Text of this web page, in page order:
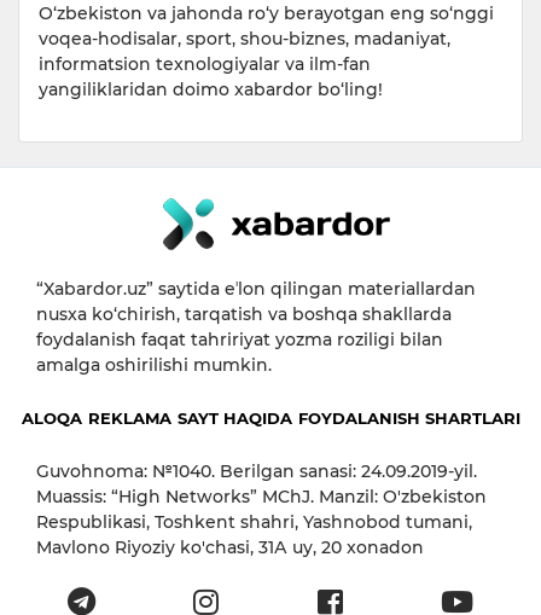
O‘zbekiston va jahonda ro‘y berayotgan eng so‘nggi
voqea-hodisalar, sport, shou-biznes, madaniyat,
informatsion texnologiyalar va ilm-fan
yangiliklaridan doimo xabardor bo‘ling!
“Xabardor.uz” saytida eʼlon qilingan materiallardan
nusxa ko‘chirish, tarqatish va boshqa shakllarda
foydalanish faqat tahririyat yozma roziligi bilan
amalga oshirilishi mumkin.
ALOQA REKLAMA SAYT HAQIDA FOYDALANISH SHARTLARI
Guvohnoma: №1040. Berilgan sanasi: 24.09.2019-yil.
Muassis: “High Networks” MChJ. Manzil: O'zbekiston
Respublikasi, Toshkent shahri, Yashnobod tumani,
Mavlono Riyoziy ko'chasi, 31А uy, 20 xonadon